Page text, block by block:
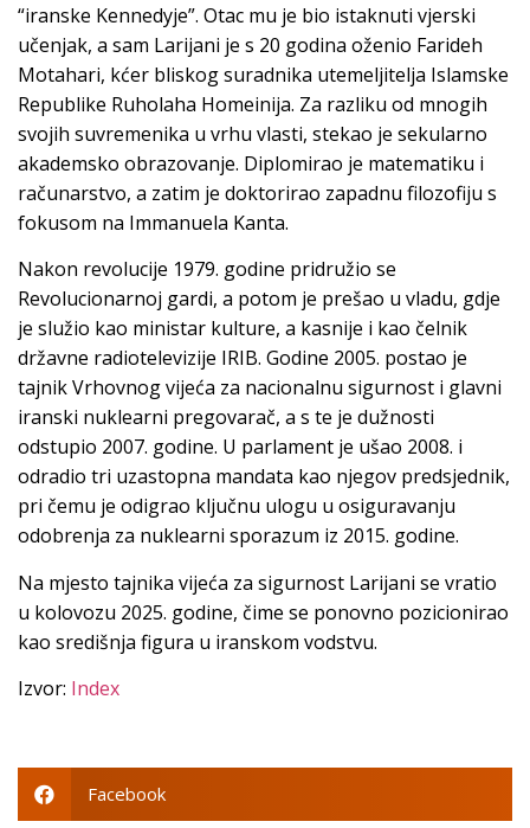
“iranske Kennedyje”. Otac mu je bio istaknuti vjerski
učenjak, a sam Larijani je s 20 godina oženio Farideh
Motahari, kćer bliskog suradnika utemeljitelja Islamske
Republike Ruholaha Homeinija. Za razliku od mnogih
svojih suvremenika u vrhu vlasti, stekao je sekularno
akademsko obrazovanje. Diplomirao je matematiku i
računarstvo, a zatim je doktorirao zapadnu filozofiju s
fokusom na Immanuela Kanta.
Nakon revolucije 1979. godine pridružio se
Revolucionarnoj gardi, a potom je prešao u vladu, gdje
je služio kao ministar kulture, a kasnije i kao čelnik
državne radiotelevizije IRIB. Godine 2005. postao je
tajnik Vrhovnog vijeća za nacionalnu sigurnost i glavni
iranski nuklearni pregovarač, a s te je dužnosti
odstupio 2007. godine. U parlament je ušao 2008. i
odradio tri uzastopna mandata kao njegov predsjednik,
pri čemu je odigrao ključnu ulogu u osiguravanju
odobrenja za nuklearni sporazum iz 2015. godine.
Na mjesto tajnika vijeća za sigurnost Larijani se vratio
u kolovozu 2025. godine, čime se ponovno pozicionirao
kao središnja figura u iranskom vodstvu.
Izvor: Index
Facebook